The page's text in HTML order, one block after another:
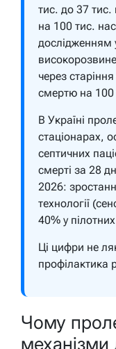
тис. до 37 тис.
на 100 тис.
дослідженням
через
смертю на 100
В Україні
стаціонарах,
септичних
смерті за 28
2026:
технології
40% у
Ці цифри не
профілактика
Чому
механізми